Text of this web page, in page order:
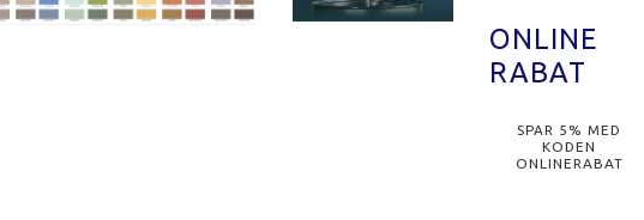
ONLINE
RABAT
SPAR 5% MED
KODEN
ONLINERABAT